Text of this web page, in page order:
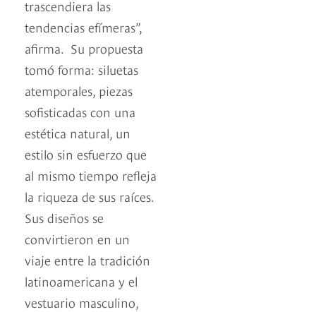
trascendiera las
tendencias efímeras”,
afirma. Su propuesta
tomó forma: siluetas
atemporales, piezas
sofisticadas con una
estética natural, un
estilo sin esfuerzo que
al mismo tiempo refleja
la riqueza de sus raíces.
Sus diseños se
convirtieron en un
viaje entre la tradición
latinoamericana y el
vestuario masculino,